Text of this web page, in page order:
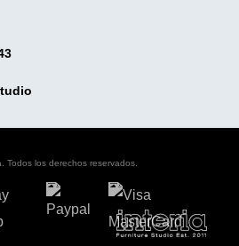
Todos los derechos reservados.